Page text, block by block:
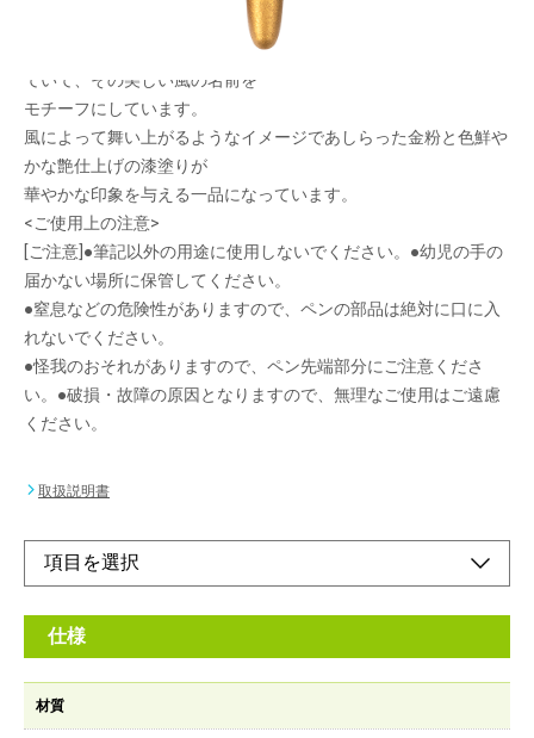
日本には古来から四季や時間帯によって吹く風に名前がつけられ
ていて、その美しい風の名前を
モチーフにしています。
風によって舞い上がるようなイメージであしらった金粉と色鮮や
かな艶仕上げの漆塗りが
華やかな印象を与える一品になっています。
<ご使用上の注意>
[ご注意]●筆記以外の用途に使用しないでください。●幼児の手の
届かない場所に保管してください。
●窒息などの危険性がありますので、ペンの部品は絶対に口に入
れないでください。
●怪我のおそれがありますので、ペン先端部分にご注意くださ
い。●破損・故障の原因となりますので、無理なご使用はご遠慮
ください。
取扱説明書
仕様
材質